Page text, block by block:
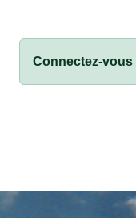
Connectez-vous